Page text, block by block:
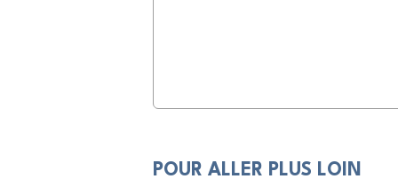
POUR ALLER PLUS LOIN